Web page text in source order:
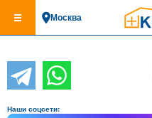
основному
Москва
Наши соцсети: